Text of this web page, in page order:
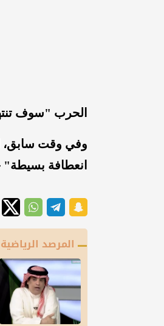
الحرب "سوف
وفي وقت سابق،
انعطافة بسيطة"
المرصد الرياضية